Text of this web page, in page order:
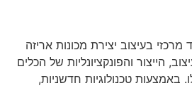
בעיצוב יצירת מכונות אריזה
הייצור והפונקציונליות של הכלים
באמצעות טכנולוגיות חדשניות,